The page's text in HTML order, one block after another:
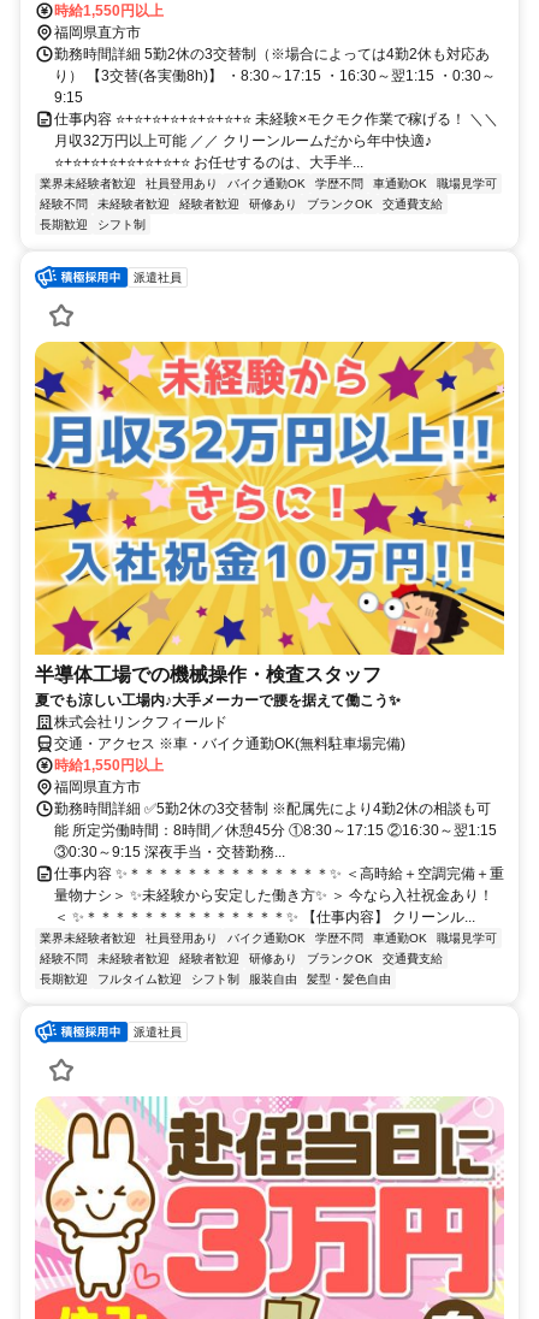
時給1,550円以上
福岡県直方市
勤務時間詳細 5勤2休の3交替制（※場合によっては4勤2休も対応あ
り） 【3交替(各実働8h)】 ・8:30～17:15 ・16:30～翌1:15 ・0:30～
9:15
仕事内容 ⭐+⭐+⭐+⭐+⭐+⭐+⭐+⭐ 未経験×モクモク作業で稼げる！ ＼＼
月収32万円以上可能 ／／ クリーンルームだから年中快適♪
⭐+⭐+⭐+⭐+⭐+⭐+⭐+⭐ お任せするのは、大手半...
業界未経験者歓迎 社員登用あり バイク通勤OK 学歴不問 車通勤OK
職場見学可
経験不問
未経験者歓迎 経験者歓迎 研修あり ブランクOK
交通費支給
長期歓迎
シフト制
派遣社員
半導体工場での機械操作・検査スタッフ
夏でも涼しい工場内♪大手メーカーで腰を据えて働こう✨
株式会社リンクフィールド
交通・アクセス ※車・バイク通勤OK(無料駐車場完備)
時給1,550円以上
福岡県直方市
勤務時間詳細 ✅5勤2休の3交替制 ※配属先により4勤2休の相談も可
能 所定労働時間：8時間／休憩45分 ①8:30～17:15 ②16:30～翌1:15
③0:30～9:15 深夜手当・交替勤務...
仕事内容 ✨＊＊＊＊＊＊＊＊＊＊＊＊＊＊✨ ＜高時給＋空調完備＋重
量物ナシ＞ ✨未経験から安定した働き方✨ ＞ 今なら入社祝金あり！
＜ ✨＊＊＊＊＊＊＊＊＊＊＊＊＊＊✨ 【仕事内容】 クリーンル...
業界未経験者歓迎 社員登用あり バイク通勤OK 学歴不問 車通勤OK
職場見学可
経験不問
未経験者歓迎 経験者歓迎 研修あり ブランクOK
交通費支給
長期歓迎
フルタイム歓迎 シフト制 服装自由 髪型・髪色自由
派遣社員